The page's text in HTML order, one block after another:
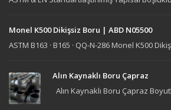
Monel K500 Dikişsiz Boru | ABD N05500
ASTM B163 · B165 · QQ-N-286 Monel K500
Alın Kaynaklı Boru Çapraz
Alın Kaynaklı Boru Çapraz